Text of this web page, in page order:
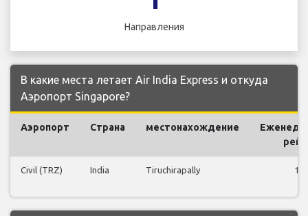
Направления
В какие места летает Air India Express и откуда
Аэропорт Singapore?
Аэропорт Страна местонахождение
Civil (TRZ) India Tiruchirapally 16